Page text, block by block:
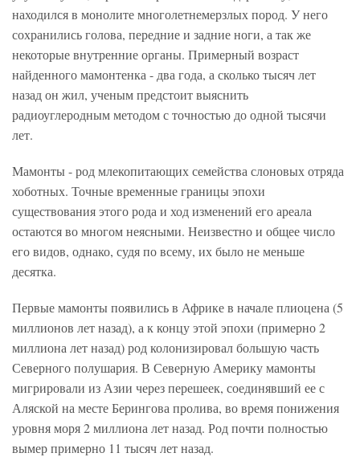
находился в монолите многолетнемерзлых пород. У него
сохранились голова, передние и задние ноги, а так же
некоторые внутренние органы. Примерный возраст
найденного мамонтенка - два года, а сколько тысяч лет
назад он жил, ученым предстоит выяснить
радиоуглеродным методом с точностью до одной тысячи
лет.
Мамонты - род млекопитающих семейства слоновых отряда
хоботных. Точные временные границы эпохи
существования этого рода и ход изменений его ареала
остаются во многом неясными. Неизвестно и общее число
его видов, однако, судя по всему, их было не меньше
десятка.
Первые мамонты появились в Африке в начале плиоцена (5
миллионов лет назад), а к концу этой эпохи (примерно 2
миллиона лет назад) род колонизировал большую часть
Северного полушария. В Северную Америку мамонты
мигрировали из Азии через перешеек, соединявший ее с
Аляской на месте Берингова пролива, во время понижения
уровня моря 2 миллиона лет назад. Род почти полностью
вымер примерно 11 тысяч лет назад.